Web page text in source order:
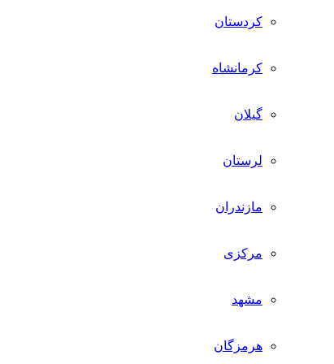
کردستان
کرمانشاه
گیلان
لرستان
مازندران
مرکزی
مشهد
هرمزگان